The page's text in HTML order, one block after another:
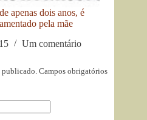
apenas dois anos, é
pela mãe
Um comentário
publicado. Campos obrigatórios